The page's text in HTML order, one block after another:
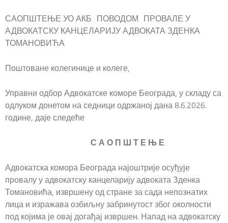
САОПШТЕЊЕ УО АКБ ПОВОДОМ ПРОВАЛЕ У
АДВОКАТСКУ КАНЦЕЛАРИЈУ АДВОКАТА ЗДЕНКА
ТОМАНОВИЋА
Поштоване колегинице и колеге,
Управни одбор Адвокатске коморе Београда, у складу са
одлуком донетом на седници одржаној дана 8.6.2026.
године, даје следеће
С А О П Ш Т Е Њ Е
Адвокатска комора Београда најоштрије осуђује
провалу у адвокатску канцеларију адвоката Зденка
Томановића, извршену од стране за сада непознатих
лица и изражава озбиљну забринутост због околности
под којима је овај догађај извршен. Напад на адвокатску